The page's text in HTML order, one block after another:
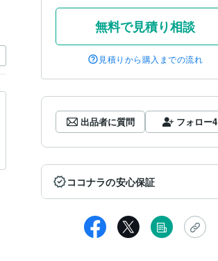
無料で見積り相談
見積りから購入までの流れ
出品者に質問 フォロー4
ココナラの安心保証